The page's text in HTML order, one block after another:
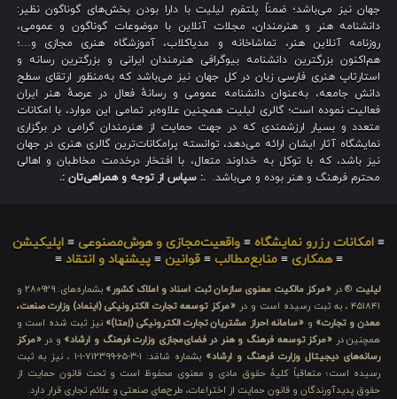
جهان نیز می‌باشد؛ ضمناً پلتفرم لیلیت با دارا بودن بخش‌های گوناگون نظیر:
دانشنامه هنر و هنرمندان، مجلات آنلاین با موضوعات گوناگون و عمومی،
روزنامه آنلاین هنر، تماشاخانه و مدیاکلاب، آموزشگاه هنری مجازی و…؛
هم‌اکنون بزرگترین دانشنامه بیوگرافی هنرمندان ایرانی و بزرگترین رسانه و
استارتاپ هنری فارسی زبان در کل جهان نیز می‌باشد که به‌منظور ارتقای سطح
دانش جامعه، به‌عنوان دانشنامه عمومی و رسانهٔ فعال در عرصهٔ هنر ایران
فعالیت نموده است؛ گالری لیلیت همچنین علاوه‌بر تمامی این موارد، با امکانات
متعدد و بسیار ارزشمندی که در جهت حمایت از هنرمندان گرامی در برگزاری
نمایشگاه آثار ایشان ارائه می‌دهد، توانسته پرامکانات‌ترین گالری هنری در جهان
نیز باشد، که با توکل به خداوند متعال، با افتخار درخدمت مخاطبان و اهالی
محترم فرهنگ و هنر بوده و می‌باشد. .: سپاس از توجه و همراهی‌تان :.
≡ امکانات رزرو نمایشگاه ≡ واقعیت‌مجازی و هوش‌مصنوعی ≡ اپلیکیشن
≡همکاری ≡منابع‌مطالب ≡قوانین ≡پیشنهاد و انتقاد ≡
لیلیت ® در «مرکز مالکیت معنوی سازمان ثبت اسناد و املاک کشور»
بشماره‌های: ۲۸۰۹۲۹ و
۴۵۱۸۴۱ ، به ثبت رسیده است و در
«مرکز توسعه تجارت الکترونیکی (اینماد) وزارت صنعت،
معدن و تجارت» و «سامانه احراز مشتریان تجارت الکترونیکی (اِمتا)» نیز ثبت شده است و
همچنین در «مرکز توسعه فرهنگ و هنر در فضای‌مجازی وزارت فرهنگ و ارشاد» و در«مرکز
رسانه‌های دیجیتال وزارت فرهنگ و ارشاد»
بشماره شامَد: ۱-۳-۶۵-۷۱۲۳۹۹-۱-۱ ، نیز به ثبت
رسیده است؛ متعاقباً کلیهٔ حقوق مادی و معنوی محفوظ است و تحت قانون حمایت از
حقوق پدیدآورندگان و قانون حمایت از اختراعات، طرح‌های صنعتی و علائم تجاری قرار دارد.